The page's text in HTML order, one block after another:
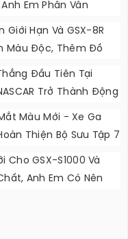
Em Phân Vân
Giới Hạn Và GSX-8R
Màu Độc, Thêm Đồ
Đầu Tiên Tại
Trở Thành Động
Màu Mới - Xe Ga
Thiện Bộ Sưu Tập 7
Cho GSX-S1000 Và
Anh Em Có Nên